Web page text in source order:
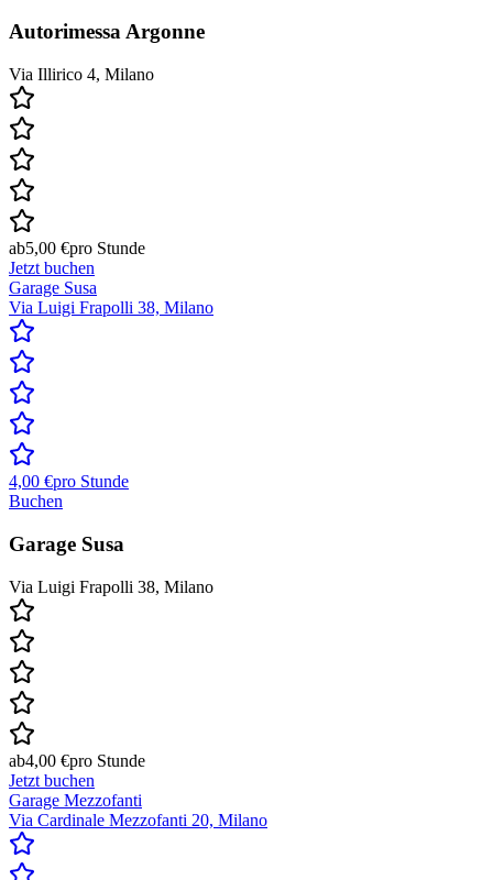
Autorimessa Argonne
Via Illirico 4, Milano
ab5,00 €pro Stunde
Jetzt buchen
Garage Susa
Via Luigi Frapolli 38, Milano
4,00 €pro Stunde
Buchen
Garage Susa
Via Luigi Frapolli 38, Milano
ab4,00 €pro Stunde
Jetzt buchen
Garage Mezzofanti
Via Cardinale Mezzofanti 20, Milano